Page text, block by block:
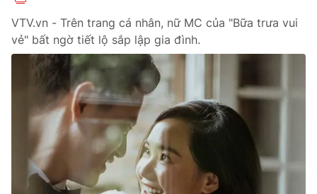
VTV.vn - Trên trang cá nhân, nữ MC của "Bữa trưa vui
vẻ" bất ngờ tiết lộ sắp lập gia đình.